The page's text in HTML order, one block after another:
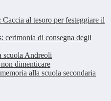
al tesoro per festeggiare il
cerimonia di consegna degli
scuola Andreoli
dimenticare
alla scuola secondaria